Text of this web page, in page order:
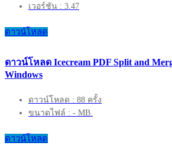
เวอร์ชัน : 3.47
ดาวน์โหลด
ดาวน์โหลด Icecream PDF Split and
Windows
ดาวน์โหลด : 88 ครั้ง
ขนาดไฟล์ : - MB.
ดาวน์โหลด